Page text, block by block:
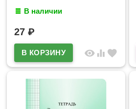
В наличии
27 ₽
visibility equalizer favorite